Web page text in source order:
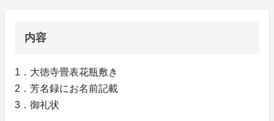
内容
1．大徳寺畳表花瓶敷き
2．芳名録にお名前記載
3．御礼状